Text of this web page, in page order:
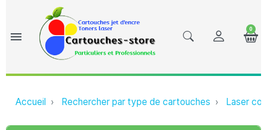
menu
0
Accueil Rechercher par type de cartouches Laser